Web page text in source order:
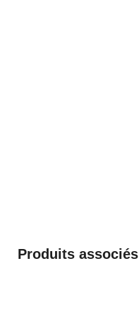
Produits associés